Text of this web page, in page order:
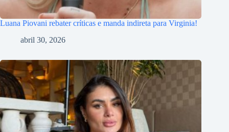
Luana Piovani rebater críticas e manda indireta para Virginia!
abril 30, 2026